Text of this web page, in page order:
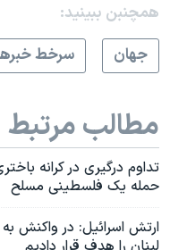
همچنبن ببینید:
جهان
سرخط
مطالب مرتبط
تداوم درگیر‌ی در کرانه
حمله یک فلسطینی مسلح
ارتش اسرائیل: در واکنش